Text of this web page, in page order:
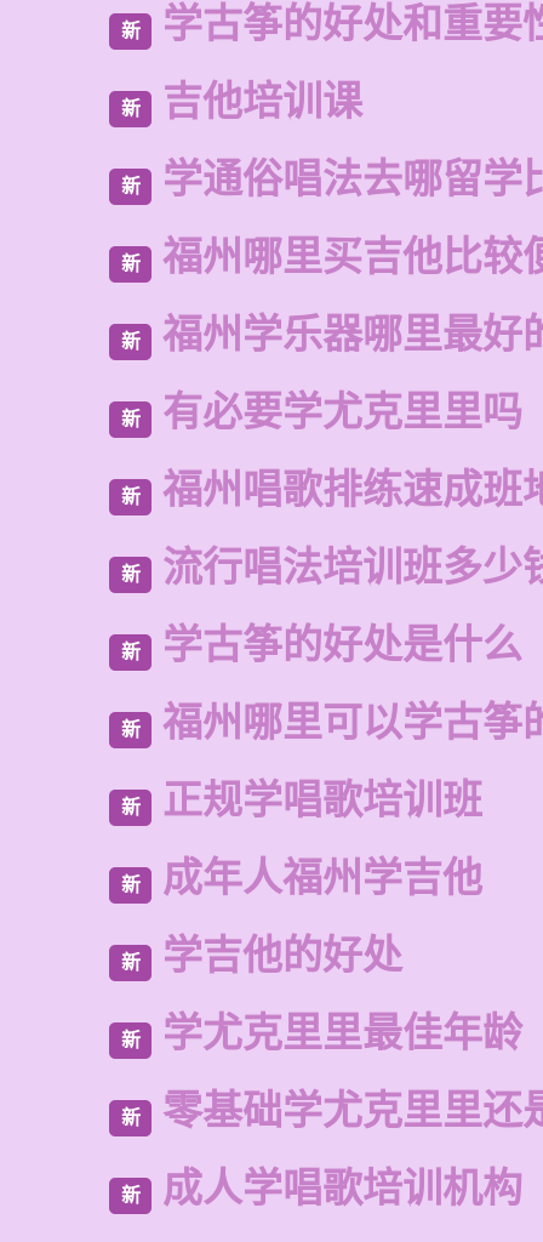
新 学古筝的好处和重要
新 吉他培训课
新 学通俗唱法去哪留学
新 福州哪里买吉他比较
新 福州学乐器哪里最好
新 有必要学尤克里里吗
新 福州唱歌排练速成班
新 流行唱法培训班多少
新 学古筝的好处是什么
新 福州哪里可以学古筝
新 正规学唱歌培训班
新 成年人福州学吉他
新 学吉他的好处
新 学尤克里里最佳年龄
新 零基础学尤克里里还
新 成人学唱歌培训机构